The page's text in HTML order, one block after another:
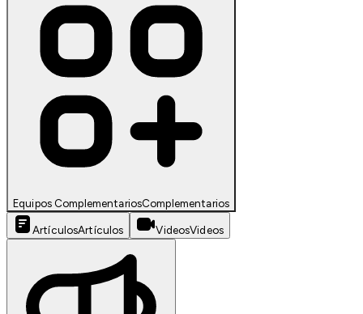
Equipos ComplementariosComplementarios
ArtículosArtículos VideosVideos